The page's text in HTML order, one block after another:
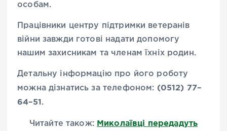
особам.
Працівники центру підтримки ветеранів
війни завжди готові надати допомогу
нашим захисникам та членам їхніх родин.
Детальну інформацію про його роботу
можна дізнатись за телефоном: (0512) 77–
64–51.
Читайте також: Миколаївці передадуть